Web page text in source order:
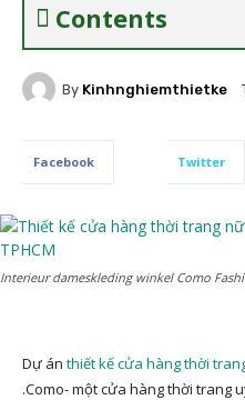
Contents
By Kinhnghiemthietke
Facebook Twitter
Interieur dameskleding winkel Como
Dự án thiết kế cửa hàng thời
.Como- một cửa hàng thời trang